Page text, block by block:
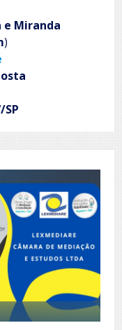
e Miranda
)
SP